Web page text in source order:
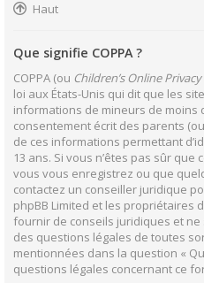
Haut
Que signifie COPPA ?
COPPA (ou Children’s Online
loi aux États-Unis qui dit que les
informations de mineurs de moins
consentement écrit des parents
de ces informations permettant
13 ans. Si vous n’êtes pas sûr que
vous vous enregistrez ou que
contactez un conseiller juridique
phpBB Limited et les propriétaires
fournir de conseils juridiques et
des questions légales de toutes
mentionnées dans la question «
questions légales concernant ce